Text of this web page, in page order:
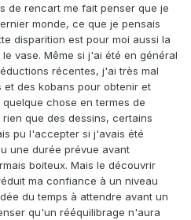
de rencart me fait penser que je
monde, ce que je pensais
disparition est pour moi aussi la
vase. Même si j'ai été en général
récentes, j'ai très mal
des kobans pour obtenir et
chose en termes de
que des dessins, certains
pu l'accepter si j'avais été
une durée prévue avant
boiteux. Mais le découvrir
ma confiance à un niveau
du temps à attendre avant un
qu'un rééquilibrage n'aura